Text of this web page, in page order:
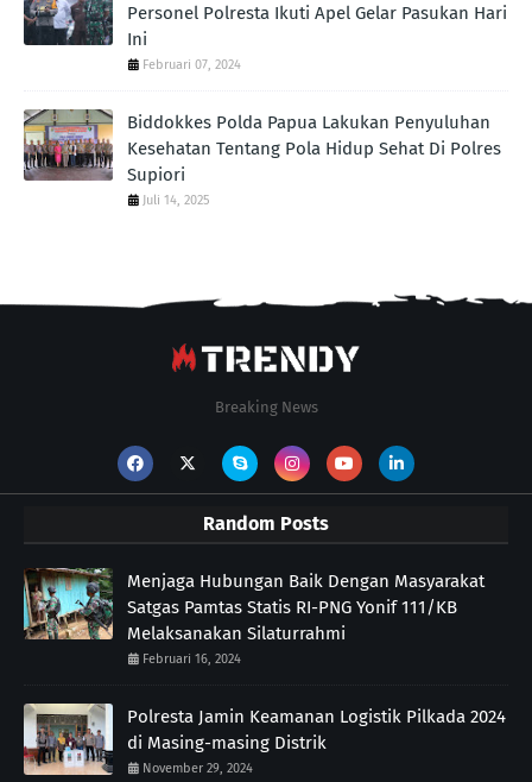
Personel Polresta Ikuti Apel Gelar Pasukan Hari
Ini
Februari 07, 2024
Biddokkes Polda Papua Lakukan Penyuluhan
Kesehatan Tentang Pola Hidup Sehat Di Polres
Supiori
Juli 14, 2025
Breaking News
Random Posts
Menjaga Hubungan Baik Dengan Masyarakat
Satgas Pamtas Statis RI-PNG Yonif 111/KB
Melaksanakan Silaturrahmi
Februari 16, 2024
Polresta Jamin Keamanan Logistik Pilkada 2024
di Masing-masing Distrik
November 29, 2024